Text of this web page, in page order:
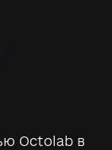
Octolabв